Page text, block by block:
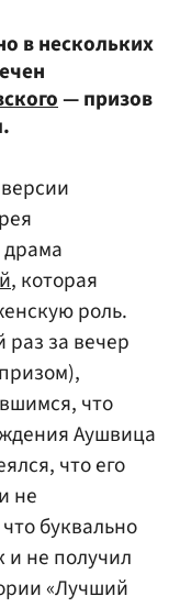
в нескольких
— призов
, которая
роль.
за вечер
что
Аушвица
что его
не
буквально
и не получил
«Лучший